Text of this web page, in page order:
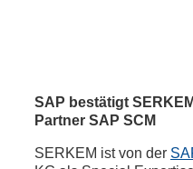
SAP bestätigt
Partner SAP SCM
SERKEM ist von der